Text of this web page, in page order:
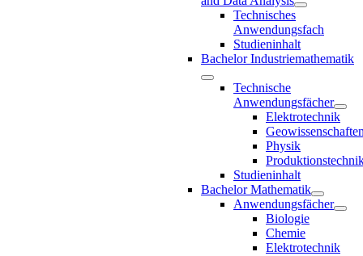
Technisches
Anwendungsfach
Studieninhalt
Bachelor Industriemathematik
Technische
Anwendungsfächer
Elektrotechnik
Physik
Studieninhalt
Bachelor Mathematik
Anwendungsfächer
Biologie
Chemie
Elektrotechnik